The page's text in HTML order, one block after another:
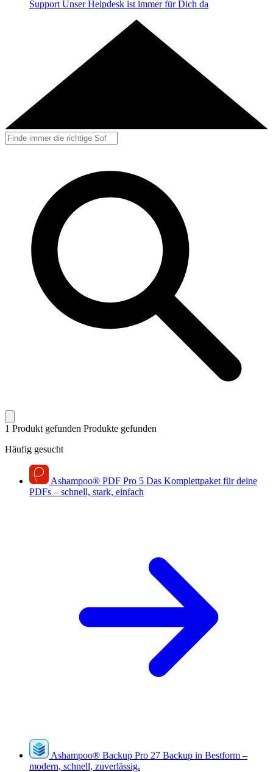
Support Unser Helpdesk ist immer für Dich da
1 Produkt gefunden Produkte gefunden
Häufig gesucht
Ashampoo® PDF Pro 5 Das Komplettpaket für deine
PDFs – schnell, stark, einfach
Ashampoo® Backup Pro 27 Backup in Bestform –
modern, schnell, zuverlässig.